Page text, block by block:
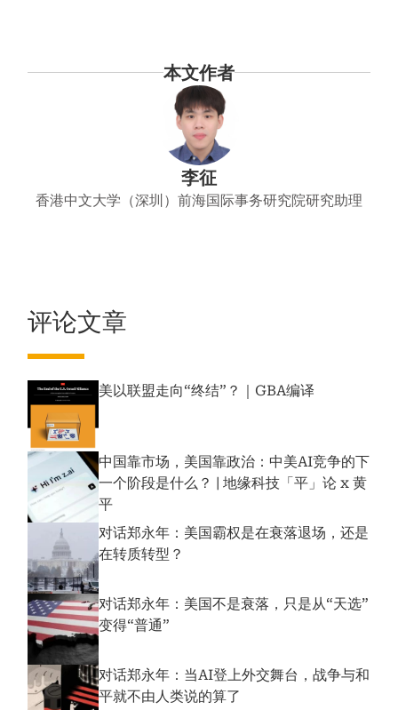
本文作者
李征
香港中文大学（深圳）前海国际事务研究院研究助理
评论文章
美以联盟走向“终结”？｜GBA编译
中国靠市场，美国靠政治：中美AI竞争的下
一个阶段是什么？ | 地缘科技「平」论 x 黄
平
对话郑永年：美国霸权是在衰落退场，还是
在转质转型？
对话郑永年：美国不是衰落，只是从“天选”
变得“普通”
对话郑永年：当AI登上外交舞台，战争与和
平就不由人类说的算了